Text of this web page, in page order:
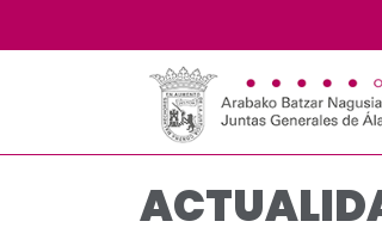
Las Juntas